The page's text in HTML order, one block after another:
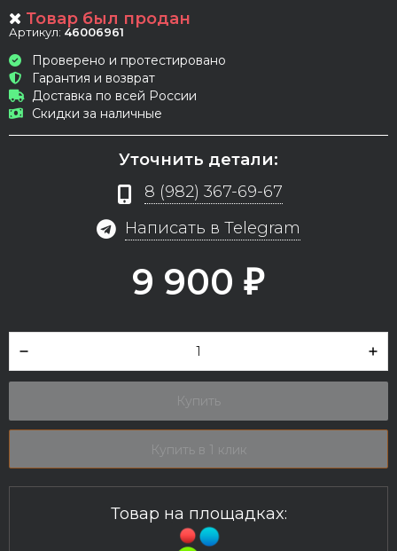
Товар был продан
Артикул: 46006961
Проверено и протестировано
Гарантия и возврат
Доставка по всей России
Скидки за наличные
Уточнить детали:
8 (982) 367-69-67
Написать в Telegram
9 900 ₽
Купить
Купить в 1 клик
Товар на площадках: